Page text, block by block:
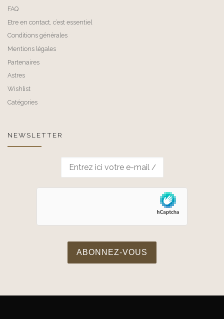
FAQ
Etre en contact, c’est essentiel
Conditions générales
Mentions légales
Partenaires
Astres
Wishlist
Catégories
NEWSLETTER